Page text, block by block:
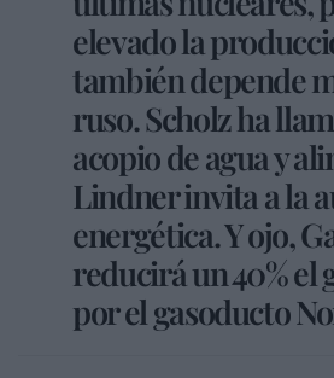
elevado la
también depende
ruso. Scholz ha
acopio de agua y
Lindner invita a la
energética. Y ojo,
reducirá un 40% el
por el gasoducto